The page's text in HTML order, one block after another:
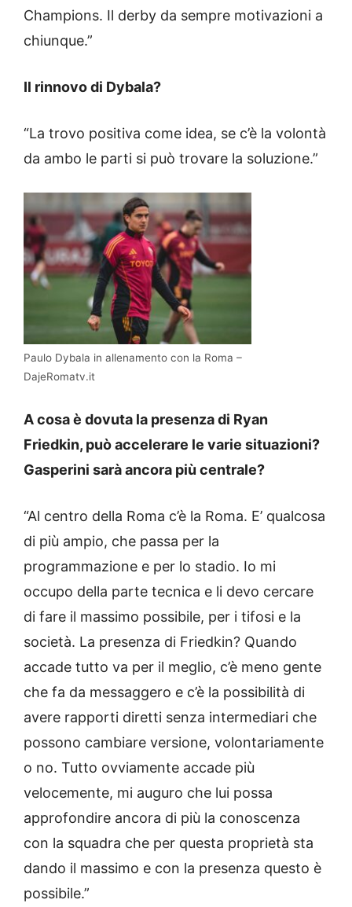
Champions. Il derby da sempre motivazioni a
chiunque.”
Il rinnovo di Dybala?
“La trovo positiva come idea, se c’è la volontà
da ambo le parti si può trovare la soluzione.”
Paulo Dybala in allenamento con la Roma –
DajeRomatv.it
A cosa è dovuta la presenza di Ryan
Friedkin, può accelerare le varie situazioni?
Gasperini sarà ancora più centrale?
“Al centro della Roma c’è la Roma. E’ qualcosa
di più ampio, che passa per la
programmazione e per lo stadio. Io mi
occupo della parte tecnica e li devo cercare
di fare il massimo possibile, per i tifosi e la
società. La presenza di Friedkin? Quando
accade tutto va per il meglio, c’è meno gente
che fa da messaggero e c’è la possibilità di
avere rapporti diretti senza intermediari che
possono cambiare versione, volontariamente
o no. Tutto ovviamente accade più
velocemente, mi auguro che lui possa
approfondire ancora di più la conoscenza
con la squadra che per questa proprietà sta
dando il massimo e con la presenza questo è
possibile.”